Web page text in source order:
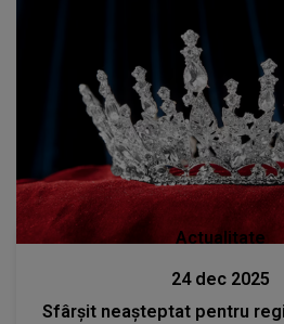
Actualitate
24 dec 2025
Sfârșit neașteptat pentru